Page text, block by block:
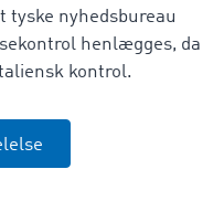
tyske nyhedsbureau
henlægges, da
kontrol.